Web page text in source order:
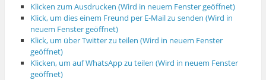
Klicken zum Ausdrucken (Wird in neuem Fenster geöffnet)
Klick, um dies einem Freund per E-Mail zu senden (Wird in
neuem Fenster geöffnet)
Klick, um über Twitter zu teilen (Wird in neuem Fenster
geöffnet)
Klicken, um auf WhatsApp zu teilen (Wird in neuem Fenster
geöffnet)